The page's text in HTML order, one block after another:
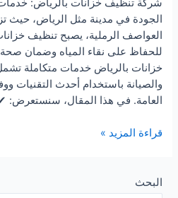
شركة تنظيف خزانات بالرياض: خدمات
الجودة في مدينة مثل الرياض، حيث
العواصف الرملية، يصبح تنظيف
للحفاظ على نقاء المياه وضمان
خزانات بالرياض خدمات متكاملة
والصيانة باستخدام أحدث التقنيات
العامة. في هذا المقال، سنستعرض:
شركة
بالرياض
قراءة المزيد »
البحث